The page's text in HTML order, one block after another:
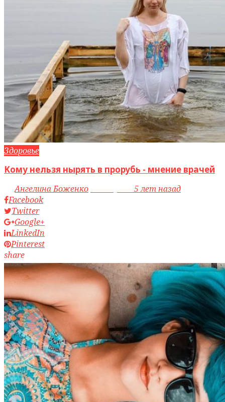
Здоровье
Кому нельзя нырять в прорубь - мнение врачей
byАнгелина Боженко
5 лет назад
Facebook
Twitter
Google+
LinkedIn
Pinterest
share